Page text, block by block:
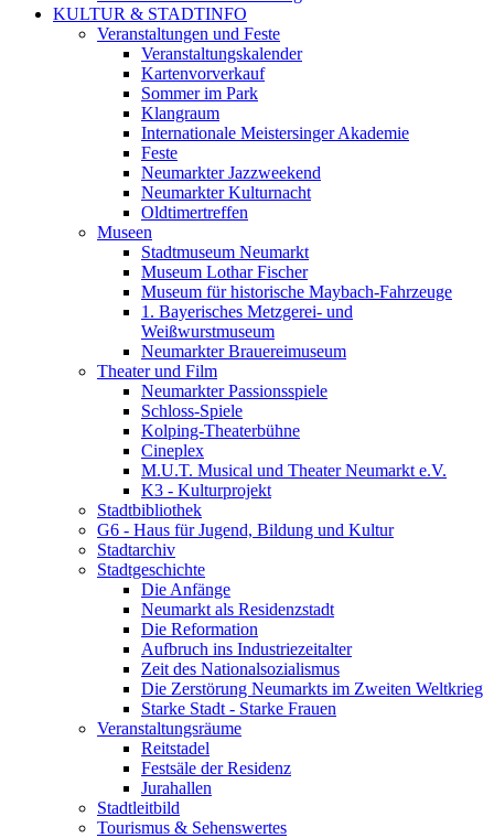
KULTUR & STADTINFO
Veranstaltungen und Feste
Veranstaltungskalender
Kartenvorverkauf
Sommer im Park
Klangraum
Internationale Meistersinger Akademie
Feste
Neumarkter Jazzweekend
Neumarkter Kulturnacht
Oldtimertreffen
Museen
Stadtmuseum Neumarkt
Museum Lothar Fischer
Museum für historische Maybach-Fahrzeuge
1. Bayerisches Metzgerei- und
Weißwurstmuseum
Neumarkter Brauereimuseum
Theater und Film
Neumarkter Passionsspiele
Schloss-Spiele
Kolping-Theaterbühne
Cineplex
M.U.T. Musical und Theater Neumarkt e.V.
K3 - Kulturprojekt
Stadtbibliothek
G6 - Haus für Jugend, Bildung und Kultur
Stadtarchiv
Stadtgeschichte
Die Anfänge
Neumarkt als Residenzstadt
Die Reformation
Aufbruch ins Industriezeitalter
Zeit des Nationalsozialismus
Die Zerstörung Neumarkts im Zweiten Weltkrieg
Starke Stadt - Starke Frauen
Veranstaltungsräume
Reitstadel
Festsäle der Residenz
Jurahallen
Stadtleitbild
Tourismus & Sehenswertes